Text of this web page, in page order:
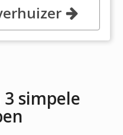
Bridge Rd, VA
Beach
simpele